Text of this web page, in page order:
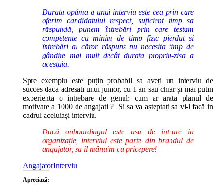
Durata optima a unui interviu este cea prin care
oferim candidatului respect, suficient timp sa
răspundă, punem întrebări prin care testam
competente cu minim de timp fizic pierdut si
întrebări al căror răspuns nu necesita timp de
gândire mai mult decât durata propriu-zisa a
acestuia.
Spre exemplu este puțin probabil sa aveți un interviu de
succes daca adresati unui junior, cu 1 an sau chiar și mai putin
experienta o intrebare de genul: cum ar arata planul de
motivare a 1000 de angajati ? Si sa va așteptați sa vi-l facă in
cadrul aceluiași interviu.
Dacă onboardinguleste usa de intrare in
organizație, interviul este parte din brandul de
angajator, sa il mânuim cu pricepere!
AngajatorInterviu
Apreciază: